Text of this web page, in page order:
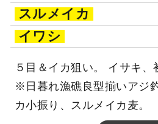
スルメイカ
イワシ
５目＆イカ狙い。 イサキ、
※日暮れ漁礁良型揃いアジ
カ小振り、スルメイカ麦。